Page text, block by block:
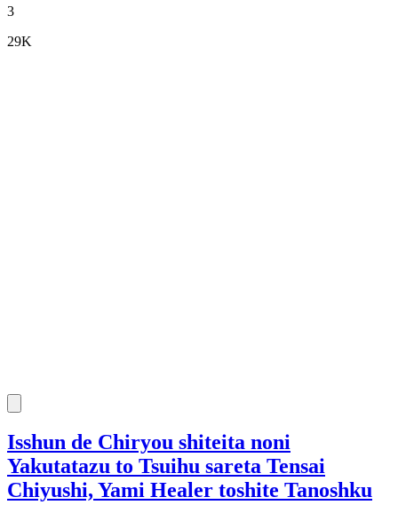
3
29K
Isshun de Chiryou shiteita noni
Yakutatazu to Tsuihu sareta Tensai
Chiyushi, Yami Healer toshite Tanoshku